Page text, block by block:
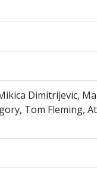
Dimitrijevic,
Tom Fleming,